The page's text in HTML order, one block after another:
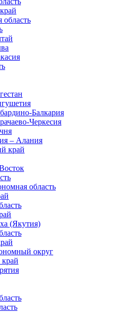
область
Балкария
Черкесия
– Алания
край
область
(Якутия)
округ
край